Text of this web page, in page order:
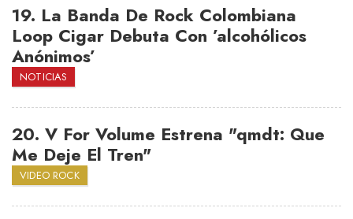
19. La Banda De Rock Colombiana
Loop Cigar Debuta Con ’alcohólicos
Anónimos’
NOTICIAS
20. V For Volume Estrena "qmdt: Que
Me Deje El Tren"
VIDEO ROCK